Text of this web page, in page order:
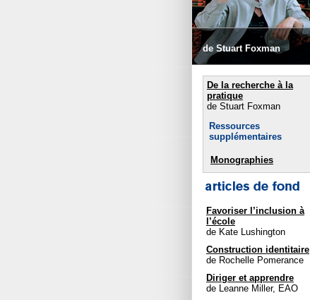
de Stuart Foxman
De la recherche à la
pratique
de Stuart Foxman
Ressources
supplémentaires
Monographies
Favoriser l’inclusion à
l’école
de Kate Lushington
Construction identitaire
de Rochelle Pomerance
Diriger et apprendre
de Leanne Miller, EAO